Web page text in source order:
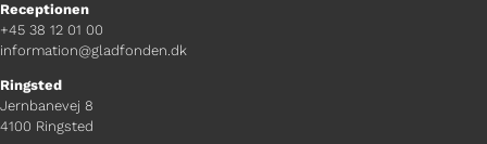
Receptionen
+45 38 12 01 00
information@gladfonden.dk
Ringsted
Jernbanevej 8
4100 Ringsted